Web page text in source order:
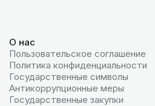
О нас
Пользовательское соглашение
Политика конфиденциальности
Государственные символы
Антикоррупционные меры
Государственные закупки